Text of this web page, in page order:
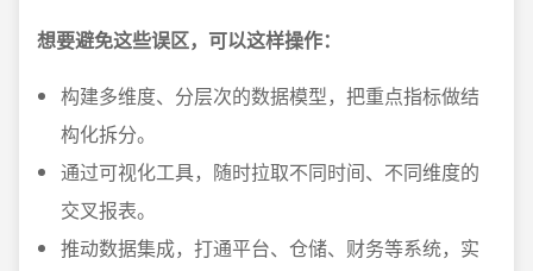
想要避免这些误区，可以这样操作：
构建多维度、分层次的数据模型，把重点指标做结
构化拆分。
通过可视化工具，随时拉取不同时间、不同维度的
交叉报表。
推动数据集成，打通平台、仓储、财务等系统，实